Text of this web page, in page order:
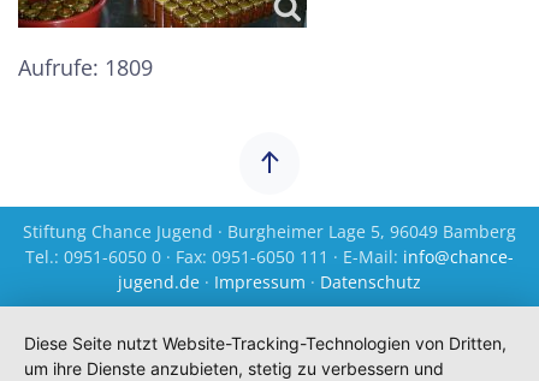
Aufrufe: 1809
Stiftung Chance Jugend · Burgheimer Lage 5, 96049 Bamberg
Tel.: 0951-6050 0 · Fax: 0951-6050 111 · E-Mail: info@chance-
jugend.de · Impressum · Datenschutz
Diese Seite nutzt Website-Tracking-Technologien von Dritten,
um ihre Dienste anzubieten, stetig zu verbessern und